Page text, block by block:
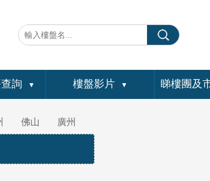
詢 ▼ 樓盤影片 ▼ 睇樓團及
佛山 廣州